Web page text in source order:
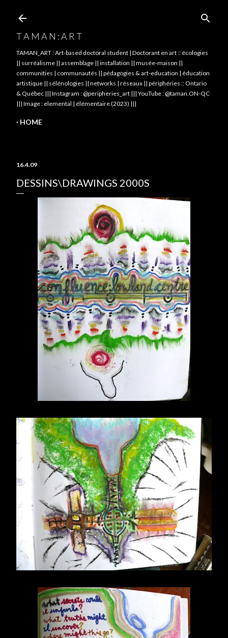
T A M A N : A R T
TAMAN_ART : Art-based doctoral student | Doctorant en art :: écologies
|| surréalisme || assemblage || installation || musée-maison ||
communities | communautés || pédagogies & art-education | éducation
artistique || sélénologies || networks | réseaux || périphéries :: Ontario
& Québec ||| Instagram : @peripheries_art ||| YouTube : @taman.ON-QC
||| Image : elemental | élémentaire (2023) |||
HOME
16.4.09
DESSINS\DRAWINGS 2000S